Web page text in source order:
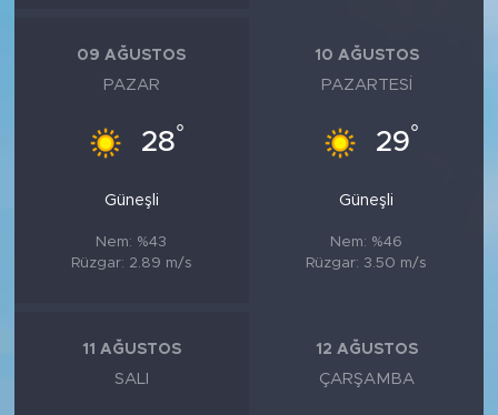
09 AĞUSTOS
PAZAR
28°
Güneşli
Nem: %43
Rüzgar: 2.89 m/s
10 AĞUSTOS
PAZARTESI
29°
Güneşli
Nem: %46
Rüzgar: 3.50 m/s
11 AĞUSTOS
SALI
12 AĞUSTOS
ÇARŞAMBA